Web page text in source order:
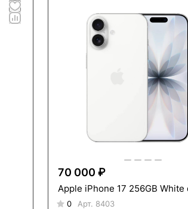
70 000 ₽
Apple iPhone 17 256GB White
0 Арт. 8403